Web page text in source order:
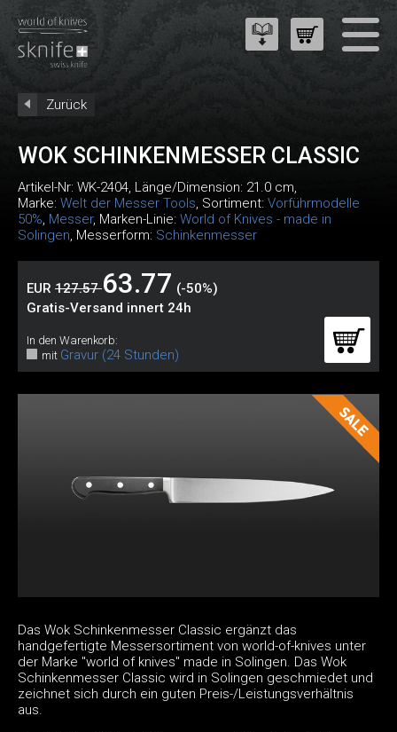
Zurück
WOK SCHINKENMESSER CLASSIC
Artikel-Nr: WK-2404, Länge/Dimension: 21.0 cm,
Marke: Welt der Messer Tools, Sortiment: Vorführmodelle
50%, Messer, Marken-Linie: World of Knives - made in
Solingen, Messerform: Schinkenmesser
EUR 127.5763.77 (-50%)
Gratis-Versand innert 24h
In den Warenkorb:
mit Gravur (24 Stunden)
Das Wok Schinkenmesser Classic ergänzt das
handgefertigte Messersortiment von world-of-knives unter
der Marke "world of knives" made in Solingen. Das Wok
Schinkenmesser Classic wird in Solingen geschmiedet und
zeichnet sich durch ein guten Preis-/Leistungsverhältnis
aus.